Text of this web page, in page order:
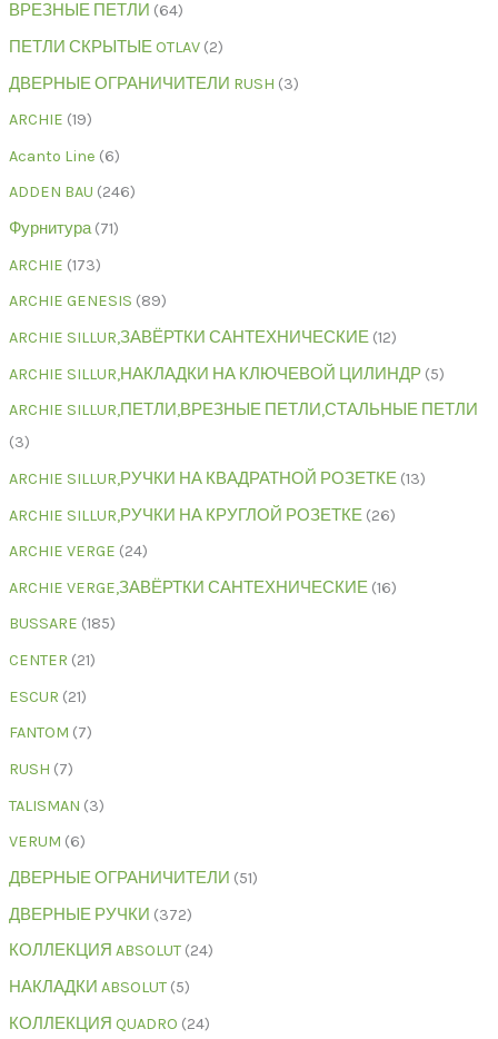
ВРЕЗНЫЕ ПЕТЛИ 64
ПЕТЛИ СКРЫТЫЕ OTLAV 2
ДВЕРНЫЕ ОГРАНИЧИТЕЛИ RUSH 3
ARCHIE 19
Acanto Line 6
ADDEN BAU 246
Фурнитура 71
ARCHIE 173
ARCHIE GENESIS 89
ARCHIE SILLUR,ЗАВЁРТКИ САНТЕХНИЧЕСКИЕ 12
ARCHIE SILLUR,НАКЛАДКИ НА КЛЮЧЕВОЙ ЦИЛИНДР 5
ARCHIE SILLUR,ПЕТЛИ,ВРЕЗНЫЕ ПЕТЛИ,СТАЛЬНЫЕ ПЕТЛИ
3
ARCHIE SILLUR,РУЧКИ НА КВАДРАТНОЙ РОЗЕТКЕ 13
ARCHIE SILLUR,РУЧКИ НА КРУГЛОЙ РОЗЕТКЕ 26
ARCHIE VERGE 24
ARCHIE VERGE,ЗАВЁРТКИ САНТЕХНИЧЕСКИЕ 16
BUSSARE 185
CENTER 21
ESCUR 21
FANTOM 7
RUSH 7
TALISMAN 3
VERUM 6
ДВЕРНЫЕ ОГРАНИЧИТЕЛИ 51
ДВЕРНЫЕ РУЧКИ 372
КОЛЛЕКЦИЯ ABSOLUT 24
НАКЛАДКИ ABSOLUT 5
КОЛЛЕКЦИЯ QUADRO 24